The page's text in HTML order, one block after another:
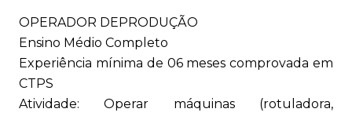
OPERADOR DEPRODUÇÃO
Ensino Médio Completo
Experiência mínima de 06 meses comprovada em
CTPS
Atividade: Operar máquinas (rotuladora,